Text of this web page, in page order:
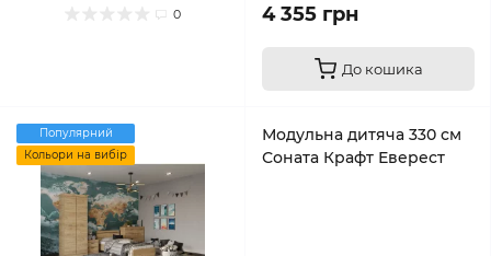
0 4 355 грн
До кошика
Популярний
Кольори на вибір
Модульна дитяча 330 см
Соната Крафт Еверест